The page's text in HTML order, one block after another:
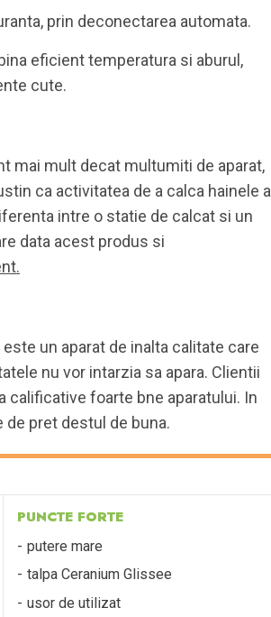
prin deconectarea automata.
eficient temperatura si aburul,
cute.
mai mult decat multumiti de aparat,
ca activitatea de a calca hainele a
intre o statie de calcat si un
data acest produs si
este un aparat de inalta calitate care
nu vor intarzia sa apara. Clientii
foarte bne aparatului. In
de pret destul de buna.
PUNCTE FORTE
putere mare
talpa Ceranium Glissee
usor de utilizat